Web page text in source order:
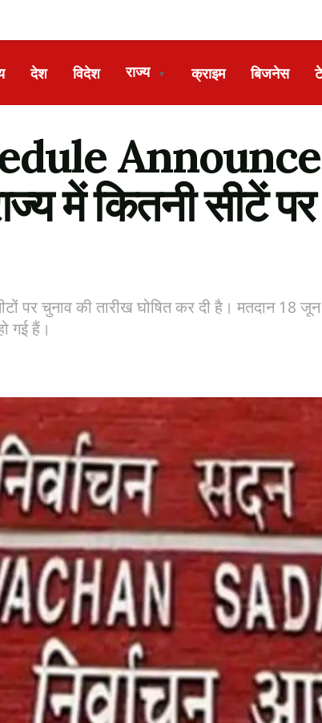
देश विदेश राज्य ▼ क्राइम बिजनेस
में कितनी सीटें
पर चुनाव की तारीख घोषित कर दी है। मतदान 18
गई हैं।